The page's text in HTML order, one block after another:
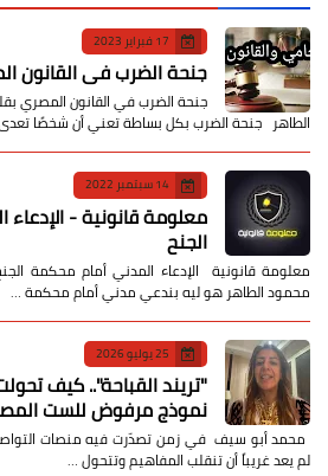
17 فبراير 2023
جنحة الضرب في القانون
جنحة الضرب في القانون المصري
الطاهر جنحة الضرب بكل بساطة تعني أن شخصًا
14 سبتمبر 2022
معلومة قانونية -
الجنح
معلومة قانونية الإدعاء المدني أمام محكمة
محمود الطاهر هو ليه بندعي مدني أمام محكمة …
25 يوليو 2026
​"تريند القباحة".. كيف
نموذج مرفوض للست
محمد أبو سيف ​في زمن تصدّرت فيه منصات
لم يعد غريباً أن تنقلب المفاهيم وتتحول …